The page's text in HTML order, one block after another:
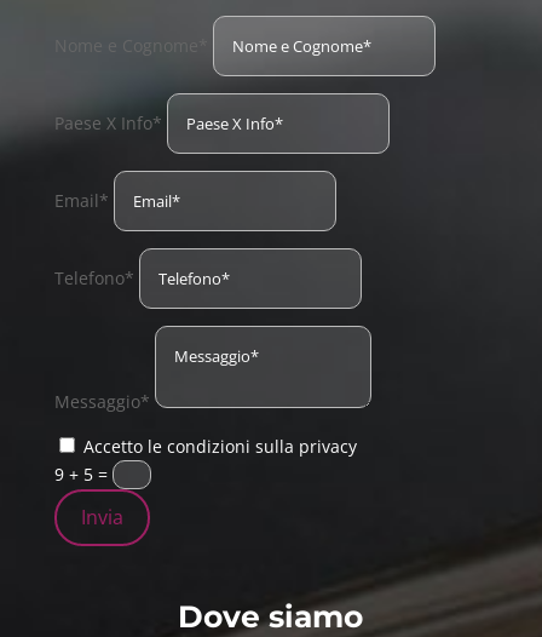
Nome e Cognome*
Paese X Info*
Email*
Telefono*
Messaggio*
Accetto le condizioni sulla privacy
9 + 5=
Invia
Dove siamo